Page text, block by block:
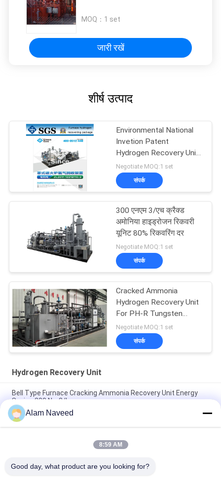
MOQ： 1 set
जारी रखें
शीर्ष उत्पाद
Environmental National
Invetion Patent
Hydrogen Recovery Unit
Ammonia Plant
Negotiate MOQ:1 set
संपर्क
300 एनएम 3/एच क्रैक्ड
अमोनिया हाइड्रोजन रिकवरी
यूनिट 80% रिकवरिंग दर
Negotiate MOQ:1 set
संपर्क
Cracked Ammonia
Hydrogen Recovery Unit
For PH-R Tungsten
Power
Negotiate MOQ:1 set
संपर्क
Hydrogen Recovery Unit
Bell Type Furnace Cracking Ammonia Recovery Unit Energy
Saving 200 Nm3/h
Recycling Hydrogen Recovery Unit Ammonia Plant 100-3000
Nm3/h Capacity
Cooper Strip / Sheet / Bar Cracked Ammonia Hydrogen
Alam Naveed
8:59 AM
Good day, what product are you looking for?